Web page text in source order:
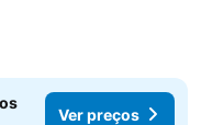
Ver preços